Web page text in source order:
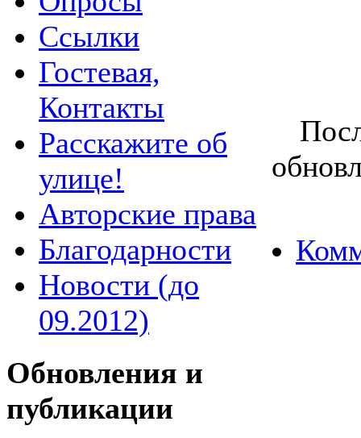
Ссылки
Гостевая,
Контакты
Расскажите об
улице!
Авторские права
Благодарности
Новости (до
09.2012)
Обновления и
публикации